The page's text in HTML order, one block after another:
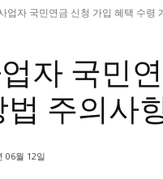
업자 국민연금 신청 가입 혜택 수령
자 국민
법 주의사
06월 12일